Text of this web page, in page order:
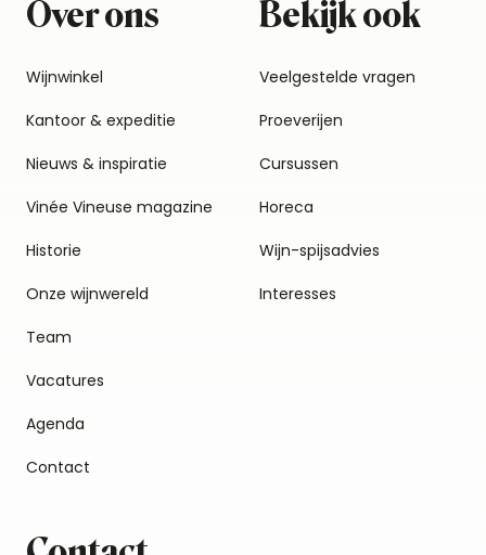
Over ons
Wijnwinkel
Kantoor & expeditie
Nieuws & inspiratie
Vinée Vineuse magazine
Historie
Onze wijnwereld
Team
Vacatures
Agenda
Contact
Bekijk ook
Veelgestelde vragen
Proeverijen
Cursussen
Horeca
Wijn-spijsadvies
Interesses